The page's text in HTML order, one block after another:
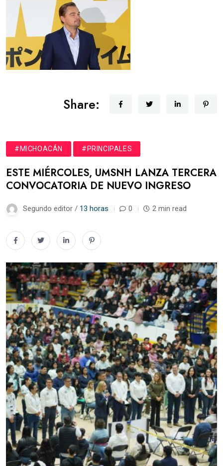
Share:
#MICHOACÁN #PRINCIPALES
ESTE MIÉRCOLES, UMSNH LANZA TERCERA
CONVOCATORIA DE NUEVO INGRESO
Segundo editor / 13 horas 0 2 min read